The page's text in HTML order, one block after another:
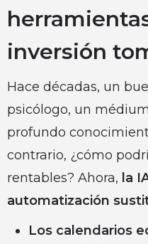
inversión
Hace décadas, un
psicólogo, un
profundo
contrario, ¿cómo
rentables? Ahora, la
automatización
Los calendarios